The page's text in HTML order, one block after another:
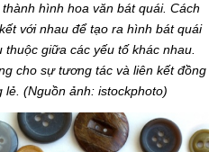
hình hoa văn bát quái. Cách
với nhau để tạo ra hình bát quái
giữa các yếu tố khác nhau.
cho sự tương tác và liên kết đồng
(Nguồn ảnh: istockphoto)